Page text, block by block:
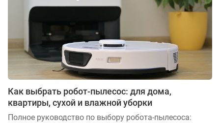
Как выбрать робот-пылесос: для дома,
квартиры, сухой и влажной уборки
Полное руководство по выбору робота-пылесоса: